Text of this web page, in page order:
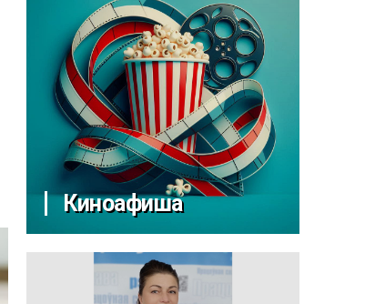
Киноафиша